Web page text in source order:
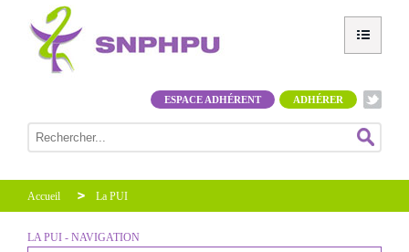
ADHÉRER
ESPACE ADHÉRENT
Accueil La PUI
LA PUI - NAVIGATION